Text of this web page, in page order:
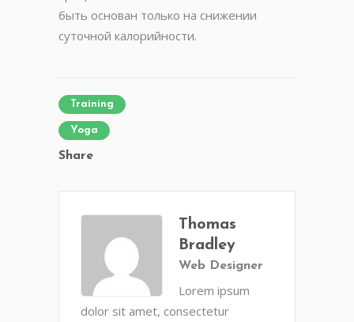
быть основан только на снижении
суточной калорийности.
Training
Yoga
Share
Thomas
Bradley
Web Designer
Lorem ipsum
dolor sit amet, consectetur